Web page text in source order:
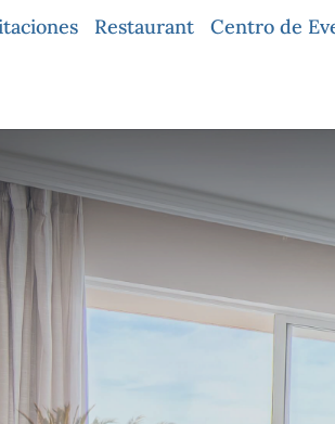
Restaurant Centro de